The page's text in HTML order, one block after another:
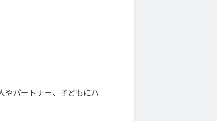
やパートナー、子どもにハ